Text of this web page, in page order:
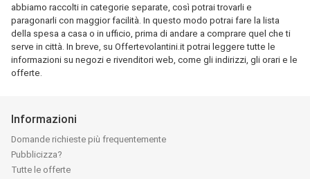
abbiamo raccolti in categorie separate, così potrai trovarli e
paragonarli con maggior facilità. In questo modo potrai fare la lista
della spesa a casa o in ufficio, prima di andare a comprare quel che ti
serve in città. In breve, su Offertevolantini.it potrai leggere tutte le
informazioni su negozi e rivenditori web, come gli indirizzi, gli orari e le
offerte.
Informazioni
Domande richieste più frequentemente
Pubblicizza?
Tutte le offerte